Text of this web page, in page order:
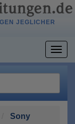
JEGLICHER
Sony